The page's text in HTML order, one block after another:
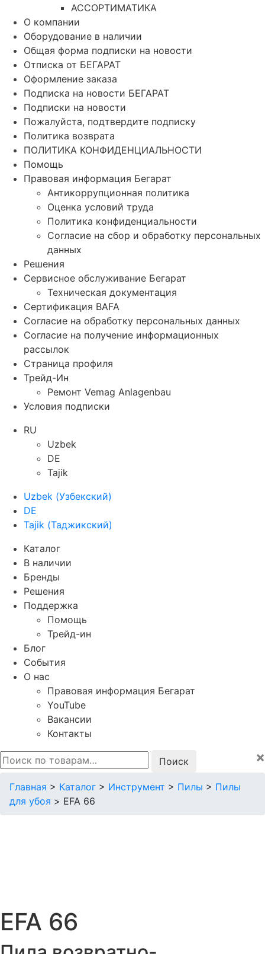
АССОРТИМАТИКА
О компании
Оборудование в наличии
Общая форма подписки на новости
Отписка от БЕГАРАТ
Оформление заказа
Подписка на новости БЕГАРАТ
Подписки на новости
Пожалуйста, подтвердите подписку
Политика возврата
ПОЛИТИКА КОНФИДЕНЦИАЛЬНОСТИ
Помощь
Правовая информация Бегарат
Антикоррупционная политика
Оценка условий труда
Политика конфиденциальности
Согласие на сбор и обработку персональных
данных
Решения
Сервисное обслуживание Бегарат
Техническая документация
Сертификация BAFA
Согласие на обработку персональных данных
Согласие на получение информационных
рассылок
Страница профиля
Трейд-Ин
Ремонт Vemag Anlagenbau
Условия подписки
RU
Uzbek
DE
Tajik
Uzbek (Узбекский)
DE
Tajik (Таджикский)
Каталог
В наличии
Бренды
Решения
Поддержка
Помощь
Трейд-ин
Блог
События
О нас
Правовая информация Бегарат
YouTube
Вакансии
Контакты
Искать:
×
Главная > Каталог > Инструмент > Пилы > Пилы
для убоя > EFA 66
EFA 66